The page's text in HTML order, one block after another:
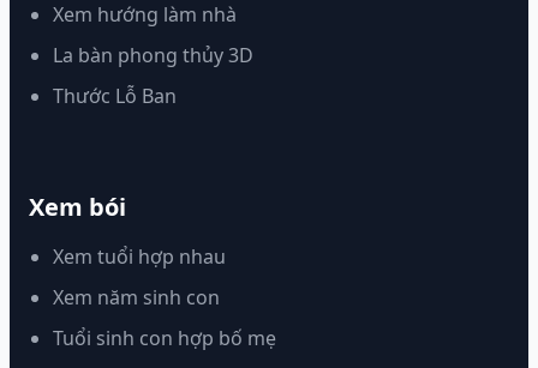
Xem hướng làm nhà
La bàn phong thủy 3D
Thước Lỗ Ban
Xem bói
Xem tuổi hợp nhau
Xem năm sinh con
Tuổi sinh con hợp bố mẹ